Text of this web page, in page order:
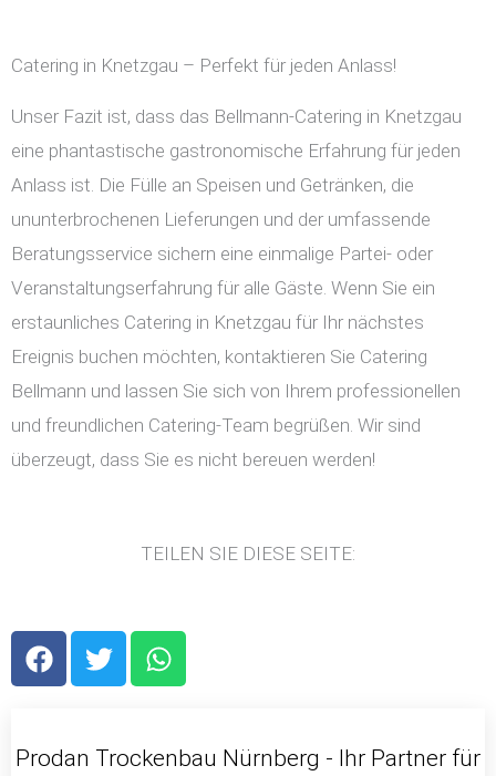
Catering in Knetzgau – Perfekt für jeden Anlass!
Unser Fazit ist, dass das Bellmann-Catering in Knetzgau
eine phantastische gastronomische Erfahrung für jeden
Anlass ist. Die Fülle an Speisen und Getränken, die
ununterbrochenen Lieferungen und der umfassende
Beratungsservice sichern eine einmalige Partei- oder
Veranstaltungserfahrung für alle Gäste. Wenn Sie ein
erstaunliches Catering in Knetzgau für Ihr nächstes
Ereignis buchen möchten, kontaktieren Sie Catering
Bellmann und lassen Sie sich von Ihrem professionellen
und freundlichen Catering-Team begrüßen. Wir sind
überzeugt, dass Sie es nicht bereuen werden!
TEILEN SIE DIESE SEITE:
F
a
b
T
w
t
W
h
s
Prodan Trockenbau Nürnberg - Ihr Partner für